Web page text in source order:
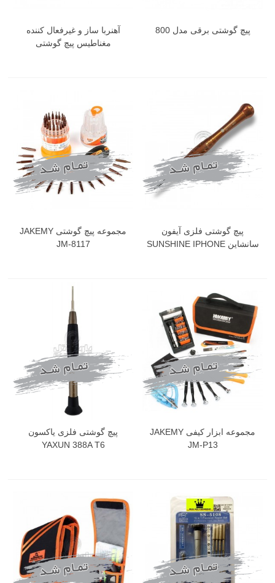
پیچ گوشتی برقی مدل 800
آهنربا ساز و غیرفعال کننده
مغناطیس پیچ گوشتی
پیچ گوشتی فلزی آیفون
سانشاین SUNSHINE IPHONE
مجموعه پیچ گوشتی JAKEMY
JM-8117
مجموعه ابزار کیفی JAKEMY
JM-P13
پیچ گوشتی فلزی یاکسون
YAXUN 388A T6